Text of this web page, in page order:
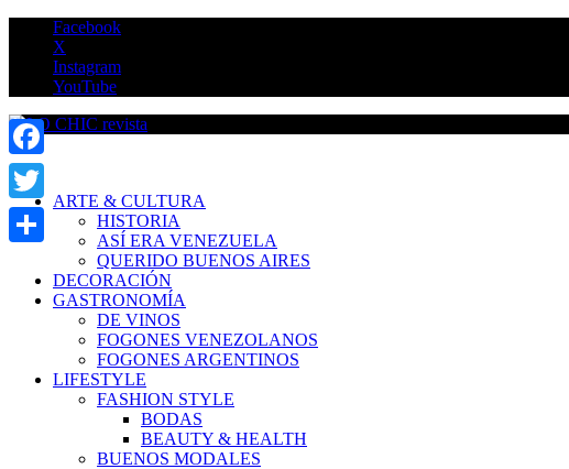
contenido
Facebook
X
Instagram
YouTube
LO CHIC revista
ARTE & CULTURA
HISTORIA
ASÍ ERA VENEZUELA
QUERIDO BUENOS AIRES
DECORACIÓN
GASTRONOMÍA
DE VINOS
FOGONES VENEZOLANOS
FOGONES ARGENTINOS
LIFESTYLE
FASHION STYLE
BODAS
BEAUTY & HEALTH
BUENOS MODALES
Facebook
Twitter
Compartir